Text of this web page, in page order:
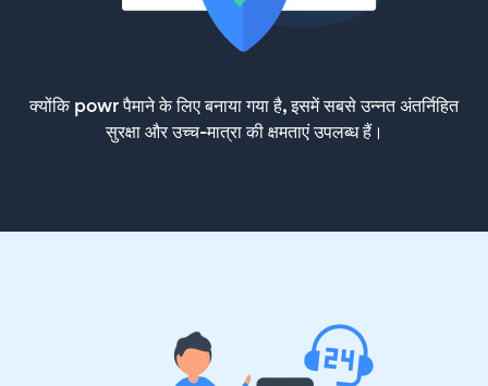
क्योंकि powr पैमाने के लिए बनाया गया है, इसमें सबसे उन्नत अंतर्निहित
सुरक्षा और उच्च-मात्रा की क्षमताएं उपलब्ध हैं।